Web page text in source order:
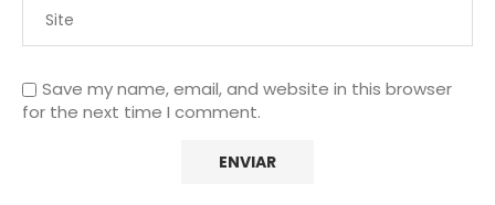
Save my name, email, and website in this browser
for the next time I comment.